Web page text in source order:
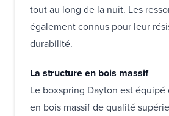
tout au long de la nuit. Les
également connus pour leur
durabilité.
La structure en bois massif
Le boxspring Dayton est
en bois massif de qualité